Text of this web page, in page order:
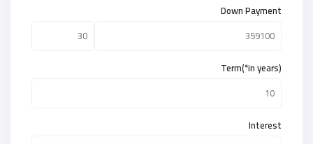
Down Payment
Term(*in years)
Interest